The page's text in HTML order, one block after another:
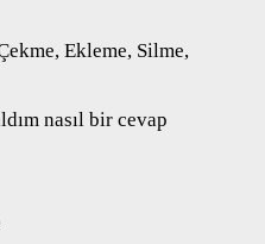
Ekleme, Silme,
nasıl bir cevap